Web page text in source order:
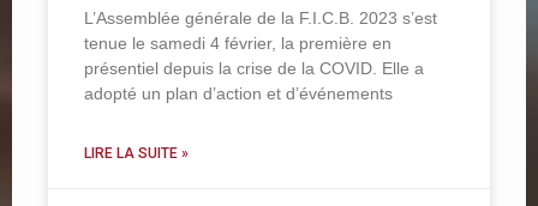
L’Assemblée générale de la F.I.C.B. 2023 s’est
tenue le samedi 4 février, la première en
présentiel depuis la crise de la COVID. Elle a
adopté un plan d’action et d’événements
LIRE LA SUITE »